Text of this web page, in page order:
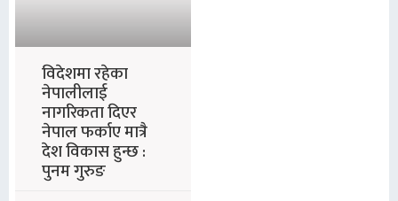
विदेशमा रहेका
नेपालीलाई
नागरिकता दिएर
नेपाल फर्काए मात्रै
देश विकास हुन्छ :
पुनम गुरुङ